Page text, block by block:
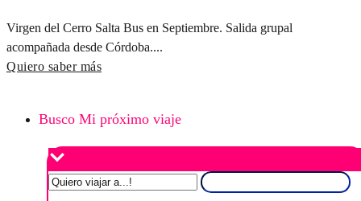
Virgen del Cerro Salta Bus en Septiembre. Salida grupal
acompañada desde Córdoba....
Quiero saber más
Busco Mi próximo viaje